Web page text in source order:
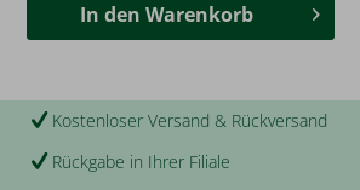
In den Warenkorb
Kostenloser Versand & Rückversand
Rückgabe in Ihrer Filiale